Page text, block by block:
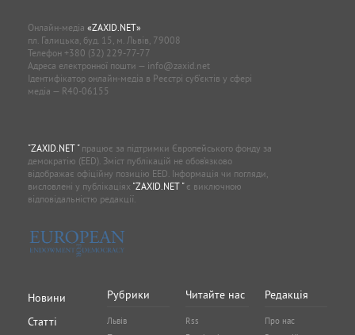
Онлайн-медіа «ZAXID.NET»
пл. Галицька, буд. 15, м. Львів, 79008
Телефон +380 (32) 229-77-77
Адреса електронної пошти — info@zaxid.net
Ідентифікатор онлайн-медіа в Реєстрі суб'єктів у сфері
медіа — R40-06155
"ZAXID.NET "працює за підтримки Європейського фонду за
демократію (EED). Зміст публікацій не обов’язково
відображає офіційну позицію EED. Інформація чи погляди,
висловлені у публікаціях "ZAXID.NET "є виключною
відповідальністю редакції.
Новини
Статті
Рубрики
Львів
Читайте нас
Rss
Редакція
Про нас